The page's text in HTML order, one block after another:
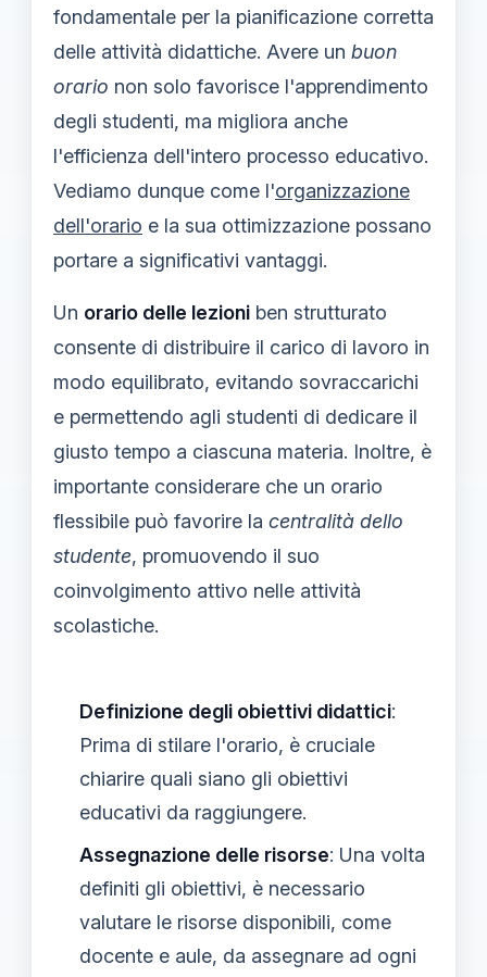
fondamentale per la pianificazione corretta
delle attività didattiche. Avere un buon
orario non solo favorisce l'apprendimento
degli studenti, ma migliora anche
l'efficienza dell'intero processo educativo.
Vediamo dunque come l'organizzazione
dell'orario e la sua ottimizzazione possano
portare a significativi vantaggi.
Un orario delle lezioni ben strutturato
consente di distribuire il carico di lavoro in
modo equilibrato, evitando sovraccarichi
e permettendo agli studenti di dedicare il
giusto tempo a ciascuna materia. Inoltre, è
importante considerare che un orario
flessibile può favorire la centralità dello
studente, promuovendo il suo
coinvolgimento attivo nelle attività
scolastiche.
Definizione degli obiettivi didattici:
Prima di stilare l'orario, è cruciale
chiarire quali siano gli obiettivi
educativi da raggiungere.
Assegnazione delle risorse: Una volta
definiti gli obiettivi, è necessario
valutare le risorse disponibili, come
docente e aule, da assegnare ad ogni